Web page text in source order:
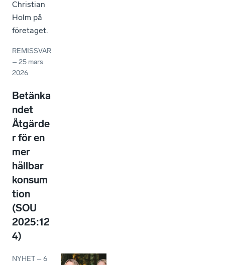
Christian
Holm på
företaget.
REMISSVAR
–25 mars
2026
Betänka
ndet
Åtgärde
r för en
mer
hållbar
konsum
tion
(SOU
2025:12
4)
NYHET –6